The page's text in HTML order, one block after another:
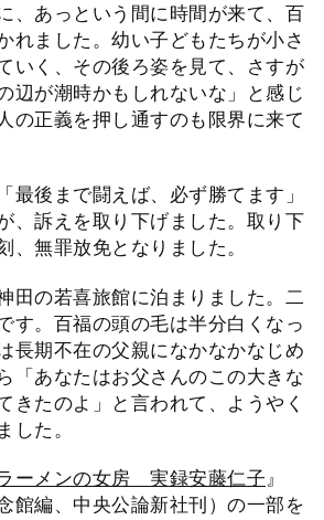
、あっという間に時間が来て、百
れました。幼い子どもたちが小さ
いく、その後ろ姿を見て、さすが
辺が潮時かもしれないな」と感じ
の正義を押し通すのも限界に来て
最後まで闘えば、必ず勝てます」
、訴えを取り下げました。取り下
、無罪放免となりました。
田の若喜旅館に泊まりました。二
す。百福の頭の毛は半分白くなっ
長期不在の父親になかなかなじめ
「あなたはお父さんのこの大きな
きたのよ」と言われて、ようやく
した。
ーメンの女房 実録安藤仁子』
館編、中央公論新社刊）の一部を